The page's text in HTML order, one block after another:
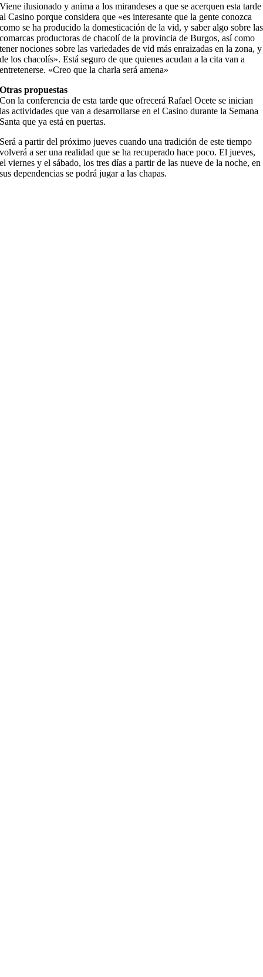
Viene ilusionado y anima a los mirandeses a que se acerquen esta tarde
al Casino porque considera que «es interesante que la gente conozca
como se ha producido la domesticación de la vid, y saber algo sobre las
comarcas productoras de chacolí de la provincia de Burgos, así como
tener nociones sobre las variedades de vid más enraizadas en la zona, y
de los chacolís». Está seguro de que quienes acudan a la cita van a
entretenerse. «Creo que la charla será amena»
Otras propuestas
Con la conferencia de esta tarde que ofrecerá Rafael Ocete se inician
las actividades que van a desarrollarse en el Casino durante la Semana
Santa que ya está en puertas.
Será a partir del próximo jueves cuando una tradición de este tiempo
volverá a ser una realidad que se ha recuperado hace poco. El jueves,
el viernes y el sábado, los tres días a partir de las nueve de la noche, en
sus dependencias se podrá jugar a las chapas.